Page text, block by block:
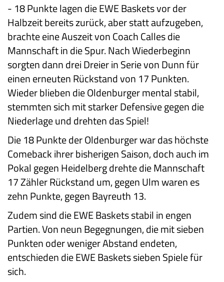
- 18 Punkte lagen die EWE Baskets vor der
Halbzeit bereits zurück, aber statt aufzugeben,
brachte eine Auszeit von Coach Calles die
Mannschaft in die Spur. Nach Wiederbeginn
sorgten dann drei Dreier in Serie von Dunn für
einen erneuten Rückstand von 17 Punkten.
Wieder blieben die Oldenburger mental stabil,
stemmten sich mit starker Defensive gegen die
Niederlage und drehten das Spiel!
Die 18 Punkte der Oldenburger war das höchste
Comeback ihrer bisherigen Saison, doch auch im
Pokal gegen Heidelberg drehte die Mannschaft
17 Zähler Rückstand um, gegen Ulm waren es
zehn Punkte, gegen Bayreuth 13.
Zudem sind die EWE Baskets stabil in engen
Partien. Von neun Begegnungen, die mit sieben
Punkten oder weniger Abstand endeten,
entschieden die EWE Baskets sieben Spiele für
sich.